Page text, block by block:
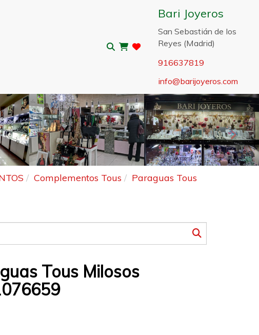
Bari Joyeros
San Sebastián de los
Reyes (Madrid)
916637819
info
barijoyeros.com
Complementos Tous
Paraguas Tous
Tous Milosos